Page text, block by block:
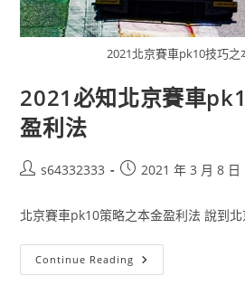
2021北京賽車pk10技巧之
2021必知北京賽車
盈利法
s64332333 2021 年 3 月 8 日
北京賽車pk10策略之本金盈利法 說到
Continue Reading